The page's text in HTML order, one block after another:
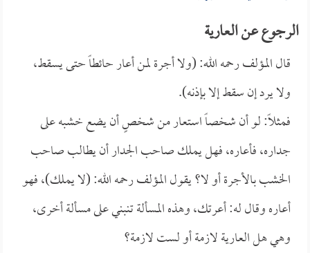
الرجوع عن العارية
قال المؤلف رحمه الله: (ولا أجرة لمن أعار حائطاً حتى يسقط،
ولا يرد إن سقط إلا بإذنه).
فمثلاً: لو أن شخصاً استعار من شخصٍ أن يضع خشبه على
جداره، فأعاره، فهل يملك صاحب الجدار أن يطالب صاحب
الخشب بالأجرة أو لا؟ يقول المؤلف رحمه الله: (لا يملك)، فهو
أعاره وقال له: أعرتك، وهذه المسألة تنبني على مسألة أخرى،
وهي هل العارية لازمة أو لست لازمة؟